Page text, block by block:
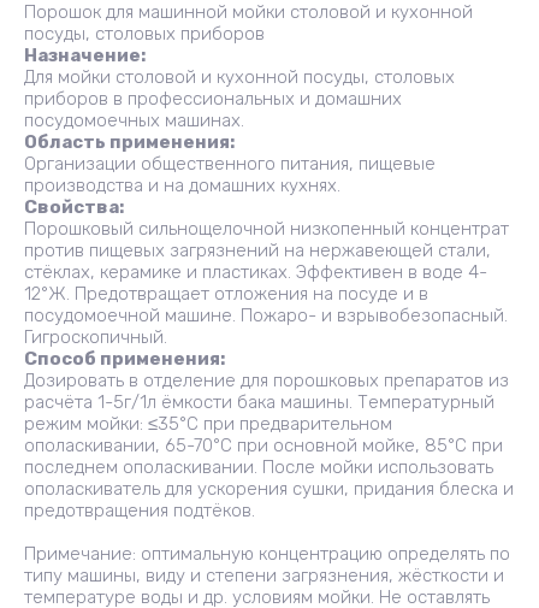
Порошок для машинной мойки столовой и кухонной
посуды, столовых приборов
Назначение:
Для мойки столовой и кухонной посуды, столовых
приборов в профессиональных и домашних
посудомоечных машинах.
Область применения:
Организации общественного питания, пищевые
производства и на домашних кухнях.
Свойства:
Порошковый сильнощелочной низкопенный концентрат
против пищевых загрязнений на нержавеющей стали,
стёклах, керамике и пластиках. Эффективен в воде 4-
12°Ж. Предотвращает отложения на посуде и в
посудомоечной машине. Пожаро- и взрывобезопасный.
Гигроскопичный.
Способ применения:
Дозировать в отделение для порошковых препаратов из
расчёта 1-5г/1л ёмкости бака машины. Температурный
режим мойки: ≤35°С при предварительном
ополаскивании, 65-70°С при основной мойке, 85°С при
последнем ополаскивании. После мойки использовать
ополаскиватель для ускорения сушки, придания блеска и
предотвращения подтёков.
Примечание: оптимальную концентрацию определять по
типу машины, виду и степени загрязнения, жёсткости и
температуре воды и др. условиям мойки. Не оставлять